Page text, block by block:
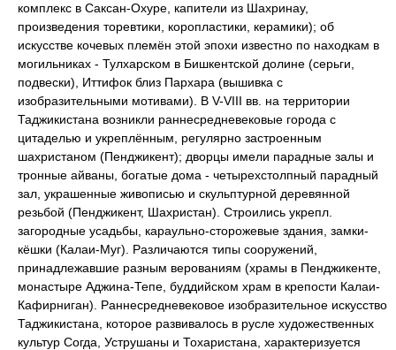
комплекс в Саксан-Охуре, капители из Шахринау,
произведения торевтики, коропластики, керамики); об
искусстве кочевых племён этой эпохи известно по находкам в
могильниках - Тулхарском в Бишкентской долине (серьги,
подвески), Иттифок близ Пархара (вышивка с
изобразительными мотивами). В V-VIII вв. на территории
Таджикистана возникли раннесредневековые города с
цитаделью и укреплённым, регулярно застроенным
шахристаном (Пенджикент); дворцы имели парадные залы и
тронные айваны, богатые дома - четырехстолпный парадный
зал, украшенные живописью и скульптурной деревянной
резьбой (Пенджикент, Шахристан). Строились укрепл.
загородные усадьбы, караульно-сторожевые здания, замки-
кёшки (Калаи-Муг). Различаются типы сооружений,
принадлежавшие разным верованиям (храмы в Пенджикенте,
монастыре Аджина-Тепе, буддийском храм в крепости Калаи-
Кафирниган). Раннесредневековое изобразительное искусство
Таджикистана, которое развивалось в русле художественных
культур Согда, Уструшаны и Тохаристана, характеризуется